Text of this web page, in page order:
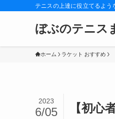
テニスの上達に役立てるよ
ぼぶのテニス
ホーム ラケット おすすめ
【初心
2023
6/05